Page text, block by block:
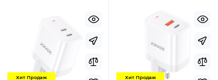
Хит Продаж Хит Продаж